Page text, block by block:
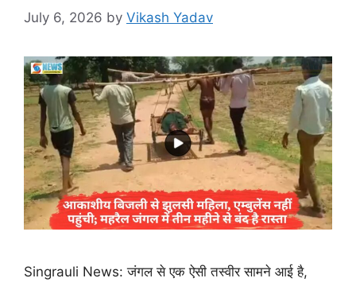
July 6, 2026 by Vikash Yadav
Singrauli News: जंगल से एक ऐसी तस्वीर सामने आई है,